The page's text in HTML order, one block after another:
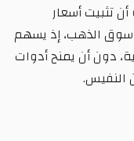
تثبيت أسعار
سوق الذهب، إذ يسهم
دون أن يمنح أدوات
النفيس.